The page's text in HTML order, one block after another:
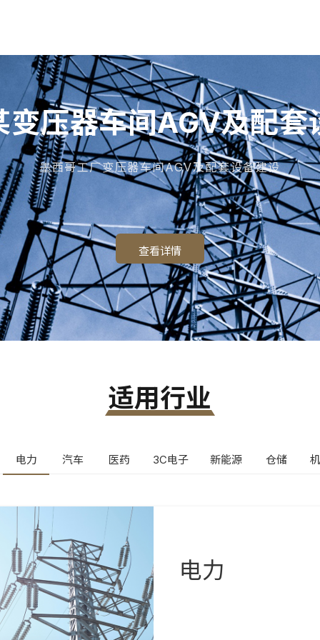
变压器车间AGV及配套
墨西哥工厂变压器车间AGV及配套设备建设
查看详情
适用行业
电力 汽车 医药 3C电子 新能源 仓储
电力